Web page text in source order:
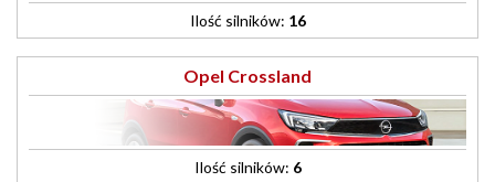
Ilość silników: 16
Opel Crossland
Ilość silników: 6